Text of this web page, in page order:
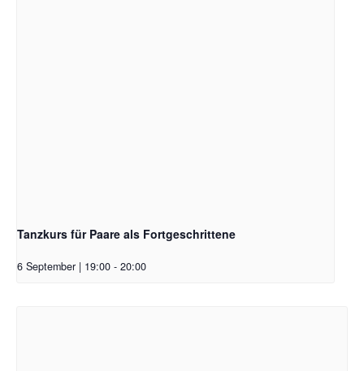
Tanzkurs für Paare als Fortgeschrittene
6 September | 19:00 - 20:00